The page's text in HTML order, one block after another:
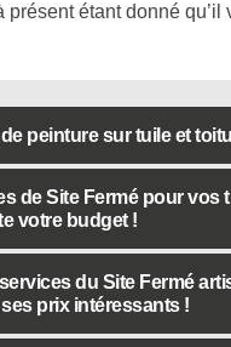
présent étant donné qu’il
peinture sur tuile et
de Site Fermé pour
votre budget !
du Site Fermé
prix intéressants !